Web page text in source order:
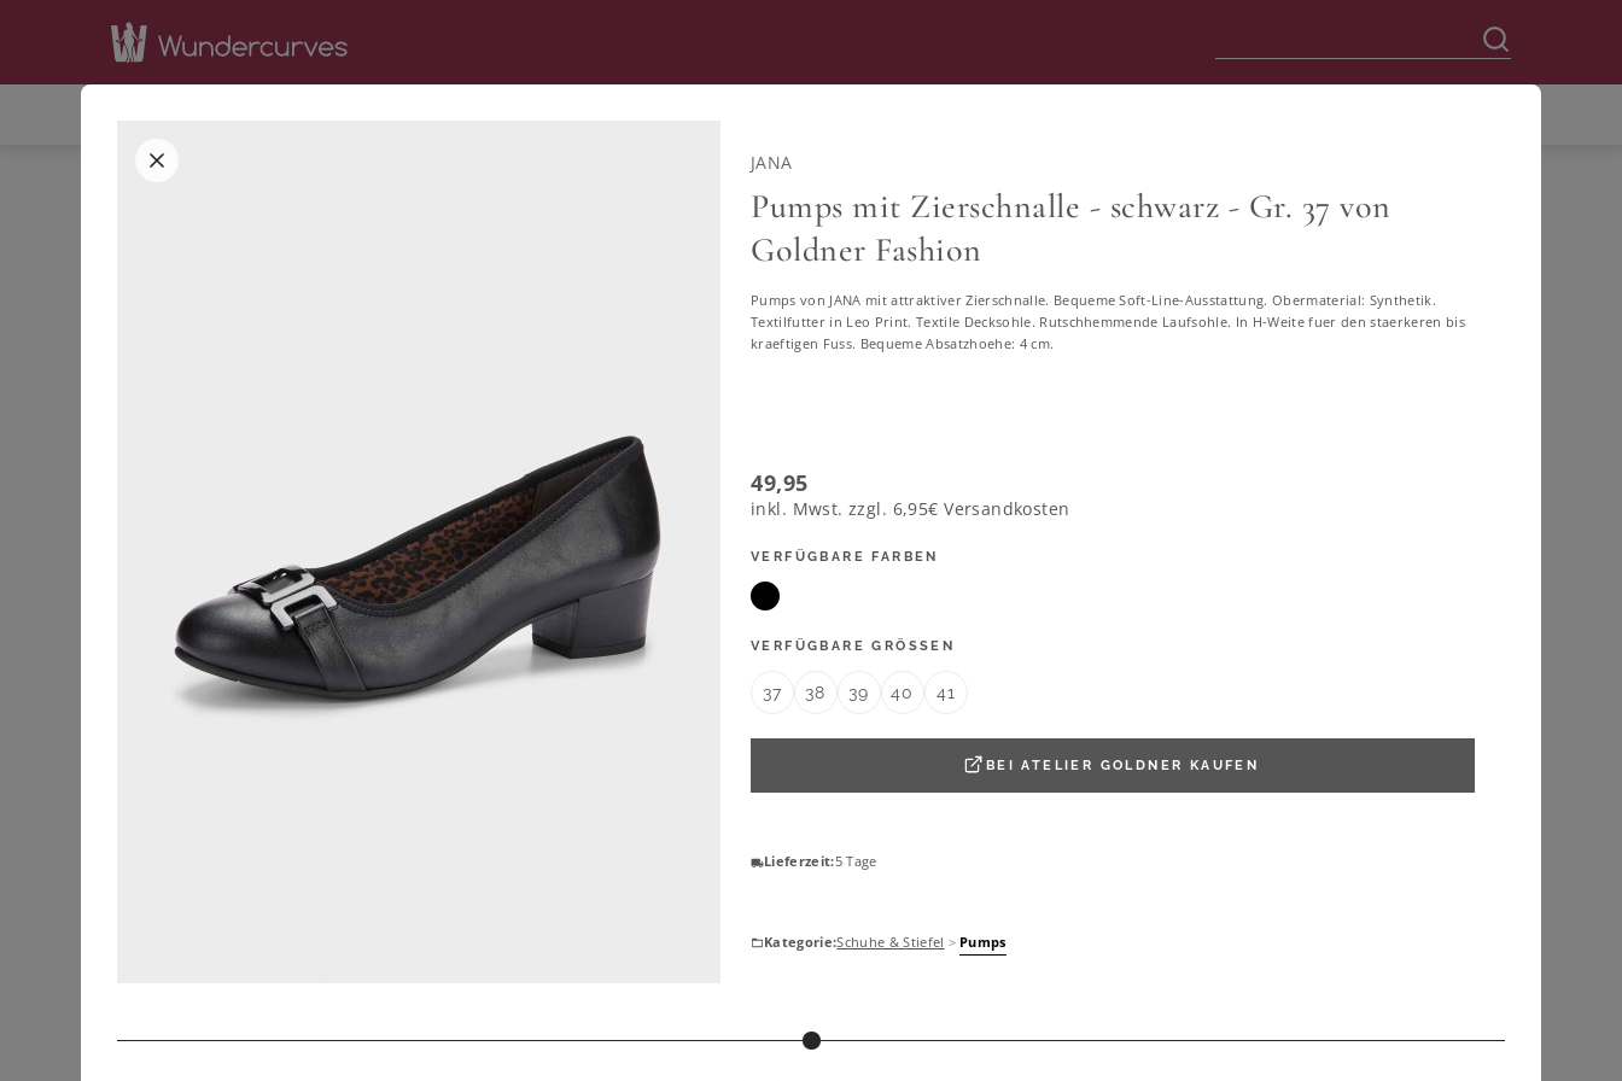
STARTSEITE
Pumps - auch für breite Füße
12867 ERGEBNISSE
Blusen & Tuniken
Fanmerchandise
YOURS YOURS GOLDNER
JANA
Pumps mit Zierschnalle - schwarz - Gr. 37 von
Goldner Fashion
Pumps von JANA mit attraktiver Zierschnalle. Bequeme Soft-Line-Ausstattung. Obermaterial: Synthetik.
Textilfutter in Leo Print. Textile Decksohle. Rutschhemmende Laufsohle. In H-Weite fuer den staerkeren bis
kraeftigen Fuss. Bequeme Absatzhoehe: 4 cm.
49,95
inkl. Mwst. zzgl. 6,95€ Versandkosten
VERFÜGBARE FARBEN
VERFÜGBARE GRÖSSEN
37 38 39 40 41
BEIATELIER GOLDNER KAUFEN
Lieferzeit:5 Tage
Kategorie:Schuhe & Stiefel > Pumps